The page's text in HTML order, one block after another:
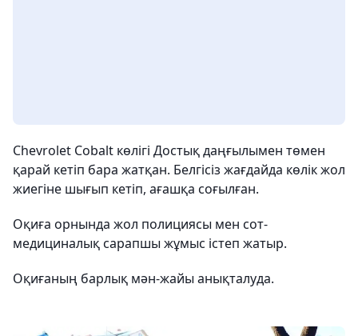
Chevrolet Cobalt көлігі Достық даңғылымен төмен
қарай кетіп бара жатқан. Белгісіз жағдайда көлік жол
жиегіне шығып кетіп, ағашқа соғылған.
Оқиға орнында жол полициясы мен сот-
медициналық сарапшы жұмыс істеп жатыр.
Оқиғаның барлық мән-жайы анықталуда.